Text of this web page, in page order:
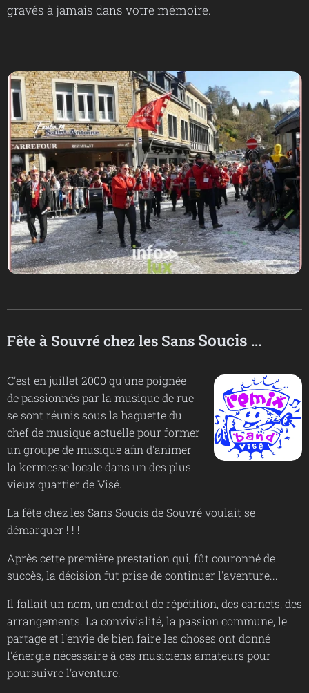
gravés à jamais dans votre mémoire.
Fête à Souvré chez les Sans Soucis ...
C'est en juillet 2000 qu'une poignée
de passionnés par la musique de rue
se sont réunis sous la baguette du
chef de musique actuelle pour former
un groupe de musique afin d'animer
la kermesse locale dans un des plus
vieux quartier de Visé.
La fête chez les Sans Soucis de Souvré voulait se
démarquer ! ! !
Après cette première prestation qui, fût couronné de
succès, la décision fut prise de continuer l'aventure...
Il fallait un nom, un endroit de répétition, des carnets, des
arrangements. La convivialité, la passion commune, le
partage et l'envie de bien faire les choses ont donné
l'énergie nécessaire à ces musiciens amateurs pour
poursuivre l'aventure.